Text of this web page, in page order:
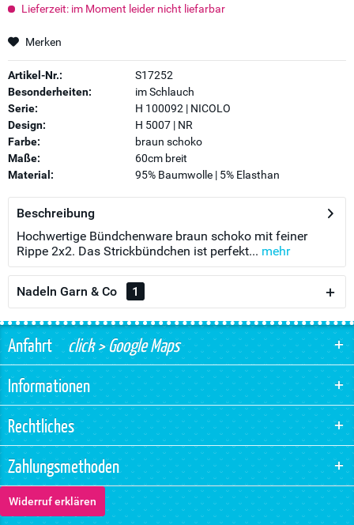
Lieferzeit: im Moment leider nicht liefarbar
Merken
Artikel-Nr.:
S17252
Besonderheiten:
im Schlauch
Serie:
H 100092 | NICOLO
Design:
H 5007 | NR
Farbe:
braun schoko
Maße:
60cm breit
Material:
95% Baumwolle | 5% Elasthan
Beschreibung
Hochwertige Bündchenware braun schoko mit feiner
Rippe 2x2. Das Strickbündchen ist perfekt... mehr
Nadeln Garn & Co 1
Anfahrtclick > Google Maps
Informationen
Rechtliches
Zahlungsmethoden
Widerruf erklären